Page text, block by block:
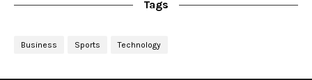
Tags
Business Sports Technology